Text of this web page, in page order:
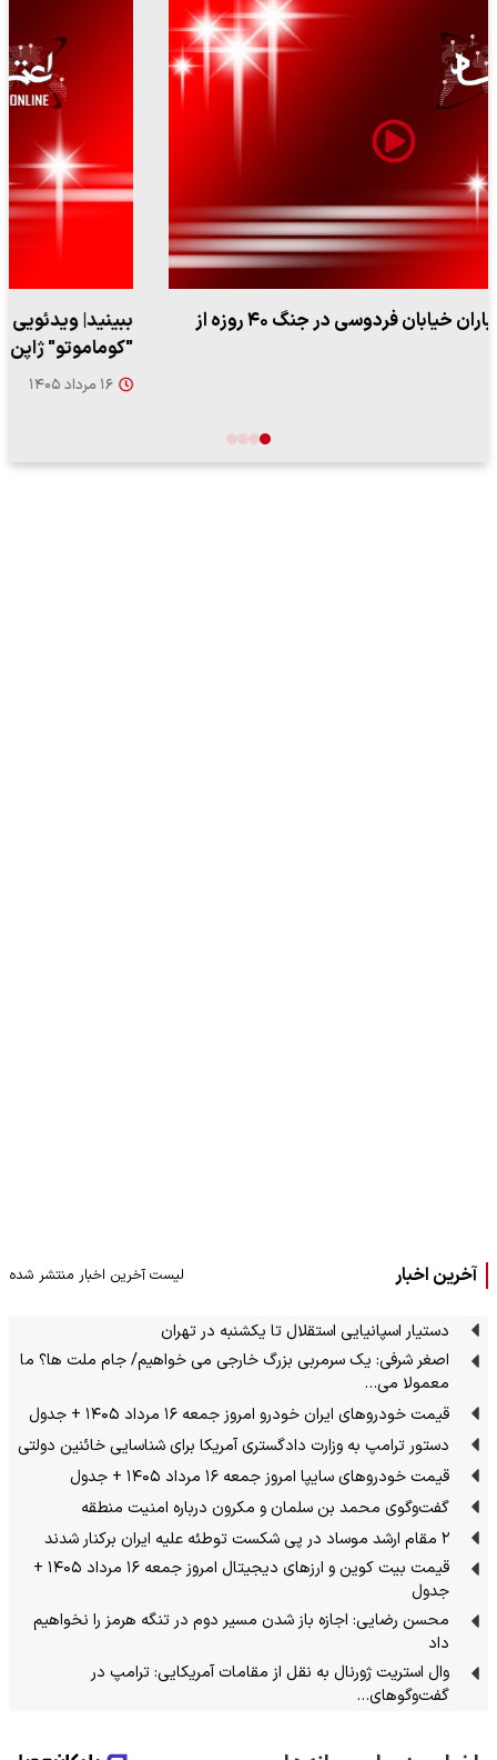
ببینید| ویدئویی جدید از لحظه زلزله ۷.۱ ریشتری
آخرین اخبار لیست آخرین اخبار منتشر شده
دستیار اسپانیایی استقلال تا یکشنبه در تهران
اصغر شرفی: یک سرمربی بزرگ خارجی می خواهیم/ جام ملت ها؟ ما
معمولا می…
قیمت خودرو‌های ایران خودرو امروز جمعه ۱۶ مرداد ۱۴۰۵ + جدول
دستور ترامپ به وزارت دادگستری آمریکا برای شناسایی خائنین دولتی
قیمت خودرو‌های سایپا امروز جمعه ۱۶ مرداد ۱۴۰۵ + جدول
گفت‌وگوی محمد بن سلمان و مکرون درباره امنیت منطقه
۲ مقام‌ ارشد موساد در پی شکست توطئه علیه ایران برکنار شدند
قیمت بیت کوین و ارز‌های دیجیتال امروز جمعه ۱۶ مرداد ۱۴۰۵ +
جدول
محسن رضایی: اجازه باز شدن مسیر دوم در تنگه هرمز را نخواهیم
داد
وال استریت ژورنال به نقل از مقامات آمریکایی: ترامپ در
گفت‌وگوهای…